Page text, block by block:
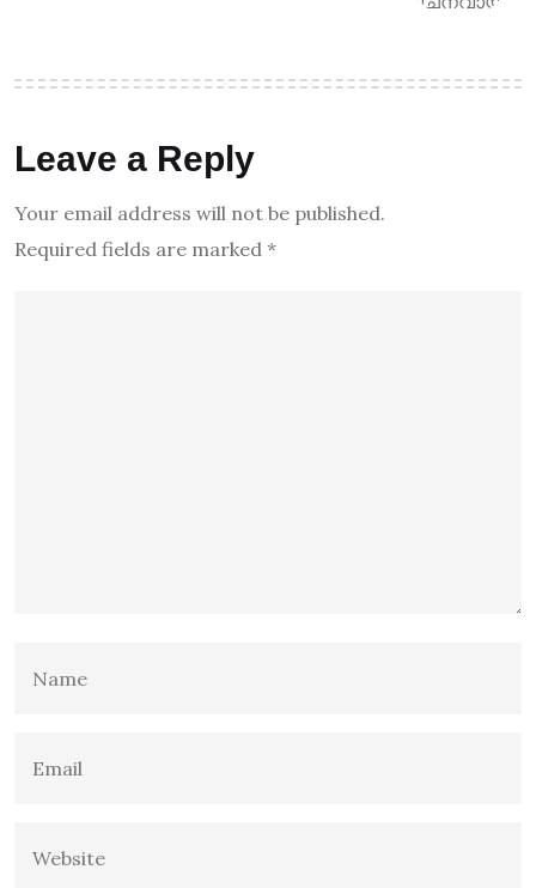
Leave a Reply
Your email address will not be published.
Required fields are marked *